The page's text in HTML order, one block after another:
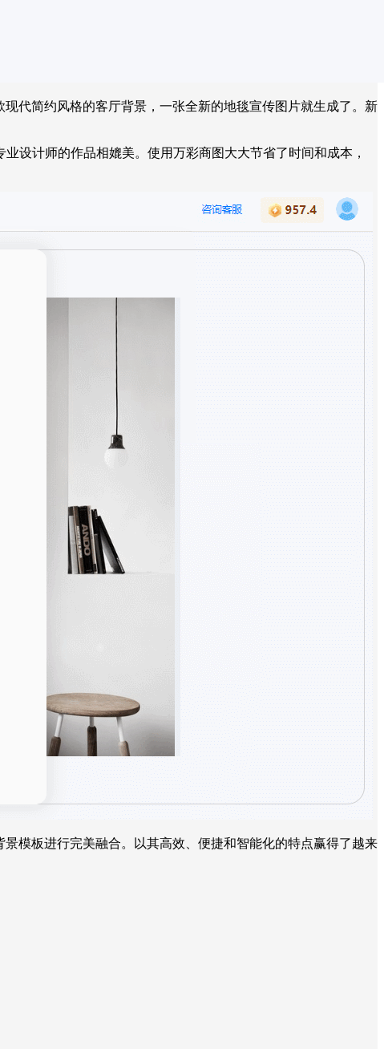
代简约风格的客厅背景，一张全新的地毯宣传图片就生成了。新
设计师的作品相媲美。使用万彩商图大大节省了时间和成本，
模板进行完美融合。以其高效、便捷和智能化的特点赢得了越来